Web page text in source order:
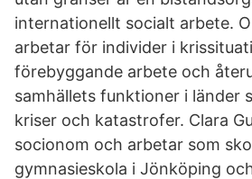
internationellt socialt arbete.
arbetar för individer i
förebyggande arbete och
samhällets funktioner i länder
kriser och katastrofer. Clara
socionom och arbetar som
gymnasieskola i Jönköping